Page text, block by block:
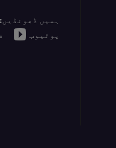
ہمیں ڈھونڈیں:
یوٹیوب